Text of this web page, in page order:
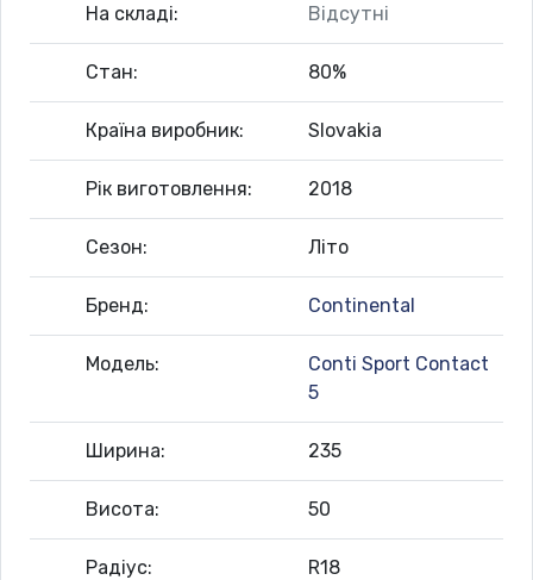
На складі: Відсутні
Стан: 80%
Країна виробник: Slovakia
Рік виготовлення: 2018
Сезон: Літо
Бренд: Continental
Модель:
Conti Sport Contact
5
Ширина: 235
Висота: 50
Радіус: R18